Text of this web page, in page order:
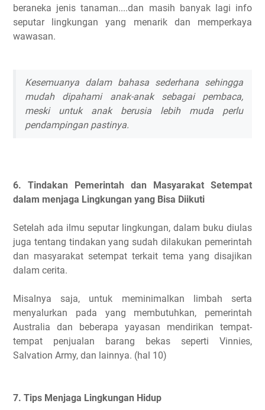
beraneka jenis tanaman....dan masih banyak lagi info
seputar lingkungan yang menarik dan memperkaya
wawasan.
Kesemuanya dalam bahasa sederhana sehingga
mudah dipahami anak-anak sebagai pembaca,
meski untuk anak berusia lebih muda perlu
pendampingan pastinya.
6. Tindakan Pemerintah dan Masyarakat Setempat
dalam menjaga Lingkungan yang Bisa Diikuti
Setelah ada ilmu seputar lingkungan, dalam buku diulas
juga tentang tindakan yang sudah dilakukan pemerintah
dan masyarakat setempat terkait tema yang disajikan
dalam cerita.
Misalnya saja, untuk meminimalkan limbah serta
menyalurkan pada yang membutuhkan, pemerintah
Australia dan beberapa yayasan mendirikan tempat-
tempat penjualan barang bekas seperti Vinnies,
Salvation Army, dan lainnya. (hal 10)
7. Tips Menjaga Lingkungan Hidup